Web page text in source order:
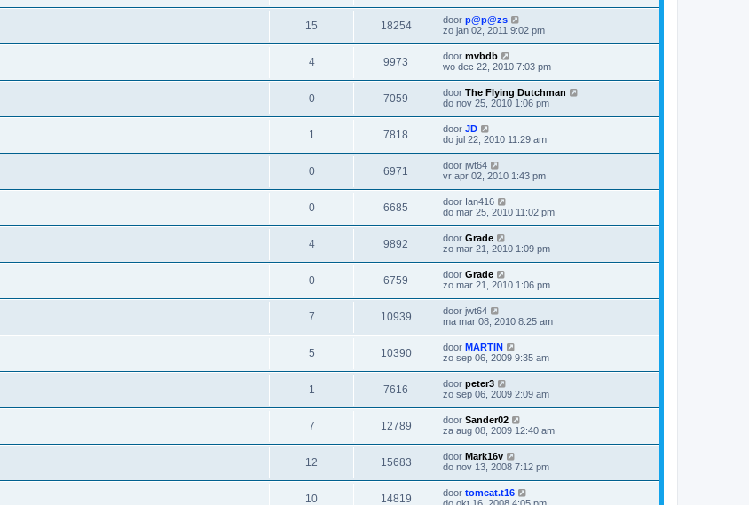
15 18254 door p@p@zs
zo jan 02, 2011 9:02 pm
4 9973 door mvbdb
wo dec 22, 2010 7:03 pm
0 7059 door The Flying Dutchman
do nov 25, 2010 1:06 pm
1 7818 door JD
do jul 22, 2010 11:29 am
0 6971 door jwt64
vr apr 02, 2010 1:43 pm
0 6685 door Ian416
do mar 25, 2010 11:02 pm
4 9892 door Grade
zo mar 21, 2010 1:09 pm
0 6759 door Grade
zo mar 21, 2010 1:06 pm
7 10939 door jwt64
ma mar 08, 2010 8:25 am
5 10390 door MARTIN
zo sep 06, 2009 9:35 am
1 7616 door peter3
zo sep 06, 2009 2:09 am
7 12789 door Sander02
za aug 08, 2009 12:40 am
12 15683 door Mark16v
do nov 13, 2008 7:12 pm
10 14819 door tomcat.t16